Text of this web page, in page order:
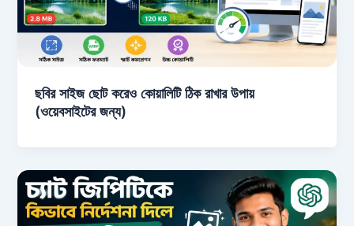
ছবির সাইজ ছোট করেও কোয়ালিটি ঠিক রাখার উপায়
(ওয়েবসাইটের জন্য)